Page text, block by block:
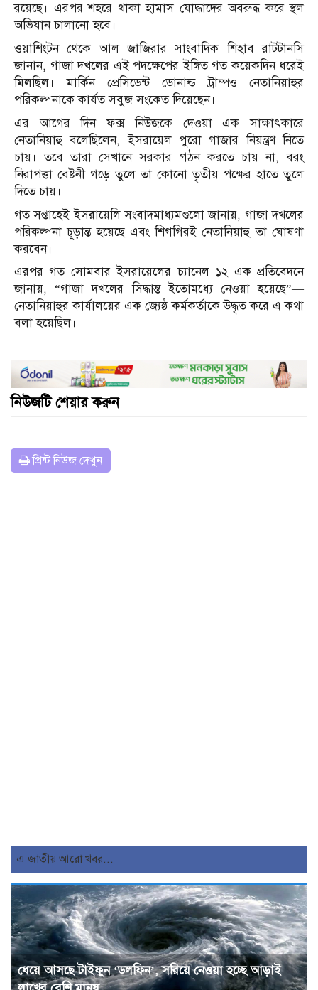
রয়েছে। এরপর শহরে থাকা হামাস যোদ্ধাদের অবরুদ্ধ করে স্থল
অভিযান চালানো হবে।
ওয়াশিংটন থেকে আল জাজিরার সাংবাদিক শিহাব রাটটানসি
জানান, গাজা দখলের এই পদক্ষেপের ইঙ্গিত গত কয়েকদিন ধরেই
মিলছিল। মার্কিন প্রেসিডেন্ট ডোনাল্ড ট্রাম্পও নেতানিয়াহুর
পরিকল্পনাকে কার্যত সবুজ সংকেত দিয়েছেন।
এর আগের দিন ফক্স নিউজকে দেওয়া এক সাক্ষাৎকারে
নেতানিয়াহু বলেছিলেন, ইসরায়েল পুরো গাজার নিয়ন্ত্রণ নিতে
চায়। তবে তারা সেখানে সরকার গঠন করতে চায় না, বরং
নিরাপত্তা বেষ্টনী গড়ে তুলে তা কোনো তৃতীয় পক্ষের হাতে তুলে
দিতে চায়।
গত সপ্তাহেই ইসরায়েলি সংবাদমাধ্যমগুলো জানায়, গাজা দখলের
পরিকল্পনা চূড়ান্ত হয়েছে এবং শিগগিরই নেতানিয়াহু তা ঘোষণা
করবেন।
এরপর গত সোমবার ইসরায়েলের চ্যানেল ১২ এক প্রতিবেদনে
জানায়, “গাজা দখলের সিদ্ধান্ত ইতোমধ্যে নেওয়া হয়েছে”—
নেতানিয়াহুর কার্যালয়ের এক জ্যেষ্ঠ কর্মকর্তাকে উদ্ধৃত করে এ কথা
বলা হয়েছিল।
নিউজটি শেয়ার করুন
প্রিন্ট নিউজ দেখুন
এ জাতীয় আরো খবর...
ধেয়ে আসছে টাইফুন ‘ডলফিন’, সরিয়ে নেওয়া হচ্ছে আড়াই